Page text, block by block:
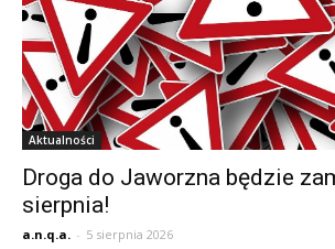
Aktualności
Droga do Jaworzna będzie
sierpnia!
a.n.q.a. - 5 sierpnia 2026